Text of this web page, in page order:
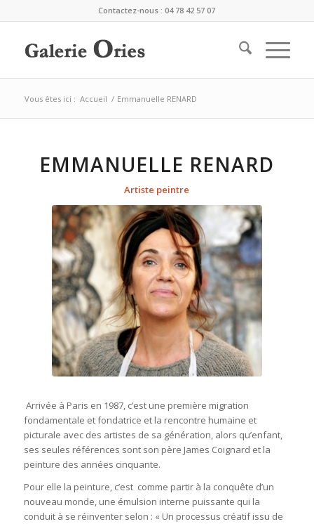
Contactez-nous : 04 78 42 57 07
Vous êtes ici : Accueil / Emmanuelle RENARD
EMMANUELLE RENARD
Artiste peintre
Arrivée à Paris en 1987, c’est une première migration
fondamentale et fondatrice et la rencontre humaine et
picturale avec des artistes de sa génération, alors qu’enfant,
ses seules références sont son père James Coignard et la
peinture des années cinquante.
Pour elle la peinture, c’est comme partir à la conquête d’un
nouveau monde, une émulsion interne puissante qui la
conduit à se réinventer selon : « Un processus créatif issu de